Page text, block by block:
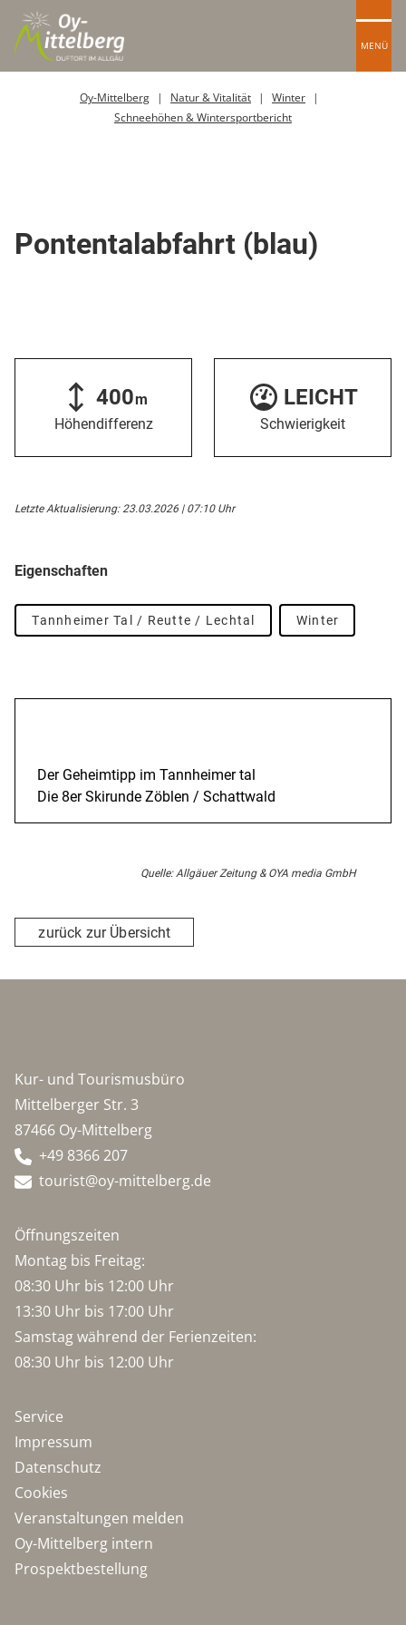
MENÜ
Oy-Mittelberg Natur & Vitalität
Winter
Schneehöhen & Wintersportbericht
Pontentalabfahrt (blau)
400m
Höhendifferenz
LEICHT
Schwierigkeit
Letzte Aktualisierung: 23.03.2026 | 07:10 Uhr
Eigenschaften
Tannheimer Tal / Reutte / Lechtal Winter
Der Geheimtipp im Tannheimer tal
Die 8er Skirunde Zöblen / Schattwald
Quelle: Allgäuer Zeitung & OYA media GmbH
zurück zur Übersicht
Kur- und Tourismusbüro
Mittelberger Str. 3
87466 Oy-Mittelberg
+49 8366 207
tourist@oy-mittelberg.de
Öffnungszeiten
Montag bis Freitag:
08:30 Uhr bis 12:00 Uhr
13:30 Uhr bis 17:00 Uhr
Samstag während der Ferienzeiten:
08:30 Uhr bis 12:00 Uhr
Service
Impressum
Datenschutz
Cookies
Veranstaltungen melden
Oy-Mittelberg intern
Prospektbestellung